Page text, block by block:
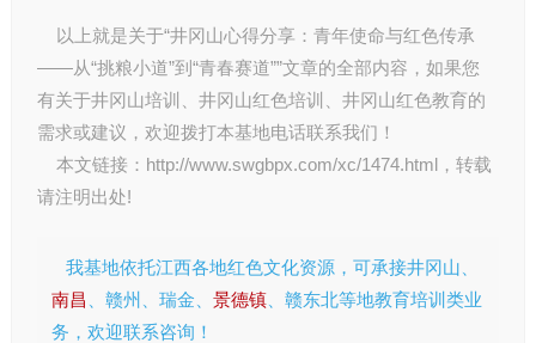
以上就是关于“井冈山心得分享：青年使命与红色传承
——从“挑粮小道”到“青春赛道””文章的全部内容，如果您
有关于井冈山培训 井冈山红色培训 井冈山红色教育的
需求或建议，欢迎拨打本基地电话联系我们！
本文链接： http://www.swgbpx.com/xc/1474.html，转载
请注明出处!
我基地依托江西各地红色文化资源，可承接井冈山、
南昌
、赣州、瑞金、 景德镇、赣东北等地教育培训类业
务，欢迎联系咨询！